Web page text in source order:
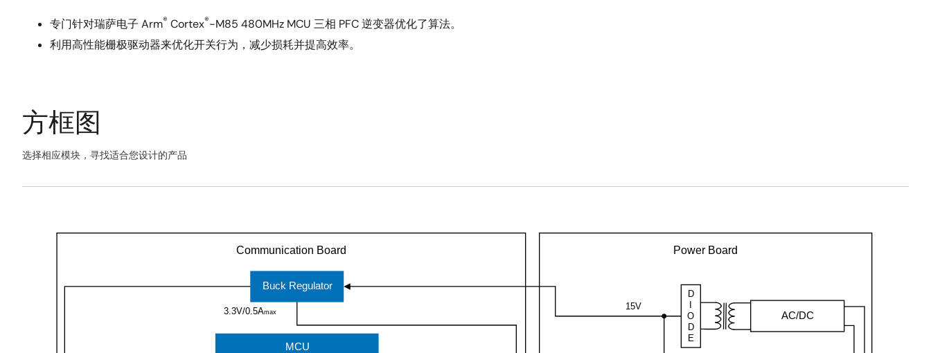
专门针对瑞萨电子 Arm® Cortex®-M85 480MHz MCU 三相 PFC 逆变器优化了算法。
利用高性能栅极驱动器来优化开关行为，减少损耗并提高效率。
方框图
选择相应模块，寻找适合您设计的产品
interactive
Power Board
Communication Board
D
O
D
E
15V
3.3V/0.5Amax
Buck Regulator
AC/DC
MCU